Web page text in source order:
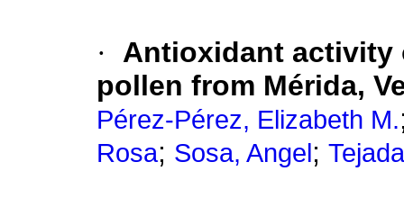
·
Antioxidant activity
pollen from Mérida,
Pérez-Pérez, Elizabeth M.
Rosa; Sosa, Angel ;